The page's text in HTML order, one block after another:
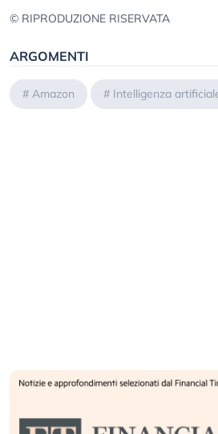
© RIPRODUZIONE RISERVATA
ARGOMENTI
# Amazon # Intelligenza